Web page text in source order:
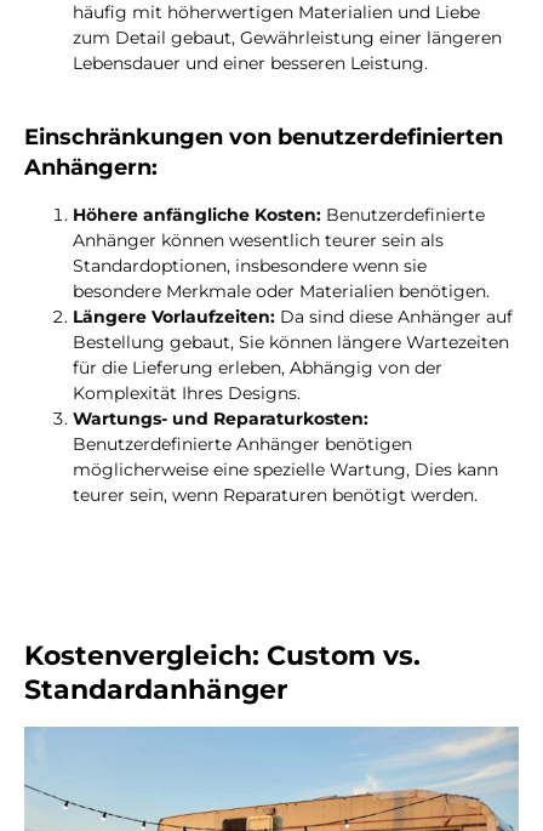
häufig mit höherwertigen Materialien und Liebe
zum Detail gebaut, Gewährleistung einer längeren
Lebensdauer und einer besseren Leistung.
Einschränkungen von benutzerdefinierten
Anhängern:
Höhere anfängliche Kosten: Benutzerdefinierte
Anhänger können wesentlich teurer sein als
Standardoptionen, insbesondere wenn sie
besondere Merkmale oder Materialien benötigen.
Längere Vorlaufzeiten: Da sind diese Anhänger auf
Bestellung gebaut, Sie können längere Wartezeiten
für die Lieferung erleben, Abhängig von der
Komplexität Ihres Designs.
Wartungs- und Reparaturkosten:
Benutzerdefinierte Anhänger benötigen
möglicherweise eine spezielle Wartung, Dies kann
teurer sein, wenn Reparaturen benötigt werden.
Kostenvergleich: Custom vs.
Standardanhänger